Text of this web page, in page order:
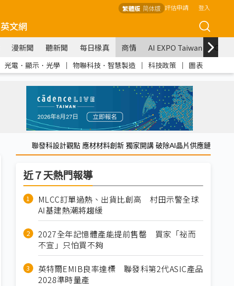
繁體版 简体版 評估申請 登入
英文網
漫新聞 聽新聞 每日椽真 商情 AI EXPO Taiwan
光電．顯示．光學 ｜ 物聯科技．智慧製造 ｜ 科技政策 ｜ 圖表
聯發科設計觀點 應材材料創新 獨家開講 破除AI晶片供應鏈
近７天熱門報導
MLCC訂單過熱、出貨比創高 村田示警全球
AI基建熱潮將趨緩
2027全年記憶體產能提前售罄 買家「祕而
不宣」只怕買不夠
英特爾EMIB良率達標 聯發科第2代ASIC產品
2028準時量產